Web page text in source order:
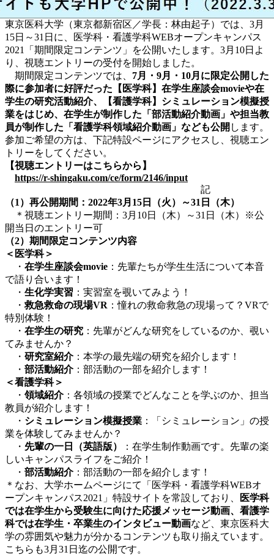
東京医科大学（東京都新宿区／学長：林由起子）では、3月
15日～31日に、医学科・看護学科WEBオープンキャンパス
2021「期間限定コンテンツ」を公開いたします。3月10日よ
り、視聴エントリーの受付を開始しました。
期間限定コンテンツでは、 7月・9月・10月に限定公開した
際に参加者に好評だった【医学科】在学生座談会movieや在
学生の研究活動紹介、【看護学科】シミュレーション模擬授
業をはじめ、在学生が制作した「部活動紹介動画」や担当教
員が制作した「看護学科領域紹介動画」なども公開 します。
参加ご希望の方は、下記特設ページにアクセスし、視聴エン
トリーをしてください。
【視聴エントリーはこちらから】
https://r-shingaku.com/ce/form/2146/input
記
（1）再公開期間 ：2022年3月15日（火）～31日（木）
＊視聴エントリー期間：3月10日（木）～31日（木）※公
開当日のエントリー可
（2）期間限定コンテンツ内容
＜医学科＞
・ 在学生座談会movie ：先輩たちが学生生活について本音
で語り合います！
・ 生化学実習 ：実習室を覗いてみよう！
・救急救命の現場VR ：憧れの救命救急の現場って？VRで
特別体験！
・ 在学生の研究 ：先輩がどんな研究をしているのか、覗い
てみませんか？
・ 研究室紹介：本学の最先端の研究を紹介します！
・ 部活動紹介：部活動の一部を紹介します！
＜看護学科＞
・ 領域紹介：各領域の授業でどんなことを学ぶのか、担当
教員が紹介します！
・ シミュレーション模擬授業 ：「シミュレーション」の授
業を体験してみませんか？
・ 先輩の一日（英語版）
：在学生制作動画です。先輩の楽
しいキャンパスライフをご紹介！
・ 部活動紹介：部活動の一部を紹介します！
＊なお、大学ホームページにて「医学科・看護学科WEBオ
ープンキャンパス2021」特設サイトを常設しており、
医学科
では在学生から受験生に向けた応援メッセージ動画、看護学
科では在学生・卒業生のインタビュー動画など、東京医科大
学の雰囲気や魅力が分かるコンテンツも取り揃えています。
こちらも3月31日迄の公開です。